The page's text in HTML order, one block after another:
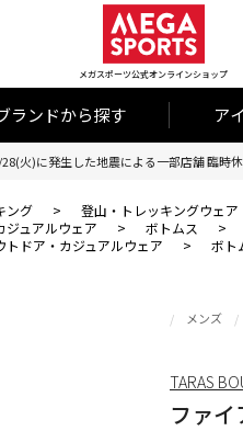
メガスポーツ公式オンラインショップ
ランドから探す ア
火)に発生した地震による一部店舗 臨時
ング > 登山・トレッキングウェア
ジュアルウェア > ボトムス >
トドア・カジュアルウェア > ボト
メンズ
ファ
TARAS